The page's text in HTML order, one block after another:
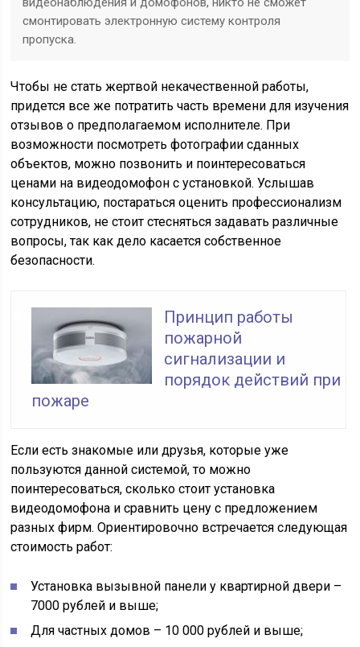
смонтировать электронную систему контроля
пропуска.
Чтобы не стать жертвой некачественной работы,
придется все же потратить часть времени для изучения
отзывов о предполагаемом исполнителе. При
возможности посмотреть фотографии сданных
объектов, можно позвонить и поинтересоваться
ценами на видеодомофон с установкой. Услышав
консультацию, постараться оценить профессионализм
сотрудников, не стоит стесняться задавать различные
вопросы, так как дело касается собственное
безопасности.
Принцип работы
пожарной
сигнализации и
порядок действий при
пожаре
Если есть знакомые или друзья, которые уже
пользуются данной системой, то можно
поинтересоваться, сколько стоит установка
видеодомофона и сравнить цену с предложением
разных фирм. Ориентировочно встречается следующая
стоимость работ:
Установка вызывной панели у квартирной двери –
7000 рублей и выше;
Для частных домов – 10 000 рублей и выше;